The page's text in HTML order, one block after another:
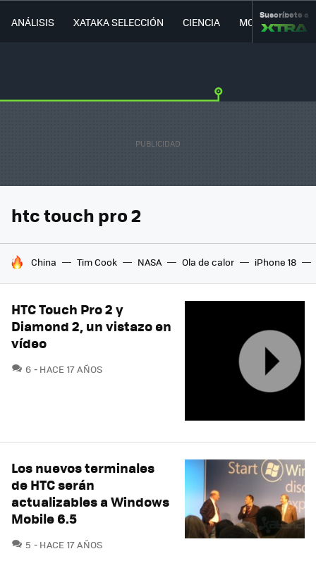
ANÁLISIS XATAKA SELECCIÓN CIENCIA MOVILIDAD
Suscríbete a
htc touch pro 2
HOY SE HABLA DE
China Tim Cook NASA Ola de calor iPhone 18
HTC Touch Pro 2 y
Diamond 2, un vistazo en
vídeo
6 COMENTARIOS
HACE 17 AÑOS
Los nuevos terminales
de HTC serán
actualizables a Windows
Mobile 6.5
5 COMENTARIOS
HACE 17 AÑOS